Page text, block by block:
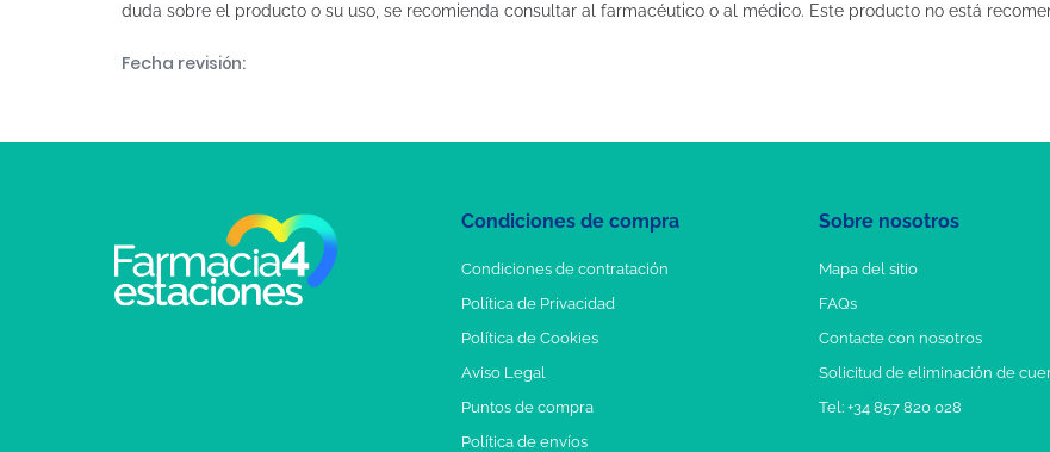
duda sobre el producto o su uso, se recomienda consultar al farmacéutico o al médico. Este producto no está
Fecha revisión:
Condiciones de compra
Condiciones de contratación
Política de Privacidad
Política de Cookies
Aviso Legal
Puntos de compra
Política de envíos
Sobre nosotros
Mapa del sitio
FAQs
Contacte con nosotros
Solicitud de eliminación de
Tel: +34 857 820 028